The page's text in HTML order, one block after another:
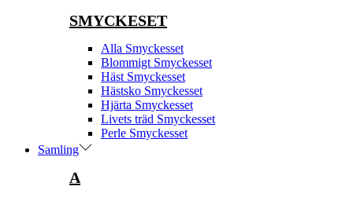
SMYCKESET
Alla Smyckesset
Blommigt Smyckesset
Häst Smyckesset
Hästsko Smyckesset
Hjärta Smyckesset
Livets träd Smyckesset
Perle Smyckesset
Samling
A